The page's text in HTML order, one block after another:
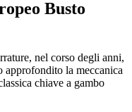
Busto
nel corso degli anni,
approfondito la meccanica
chiave a gambo